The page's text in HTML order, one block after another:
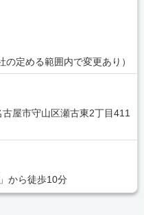
定める範囲内で変更あり）
屋市守山区瀬古東2丁目411
から徒歩10分